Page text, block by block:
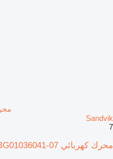
Sandvik
7
محرك كهربائي BG01036041-07 لـ Sandvik